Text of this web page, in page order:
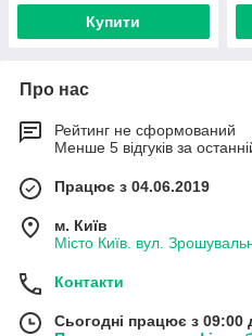
Купити
Про нас
Рейтинг не сформований
Менше 5 відгуків за
Працює з 04.06.2019
м. Київ
Місто Київ. вул.
Контакти
Сьогодні працює з 09:00